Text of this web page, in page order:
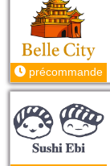
précommande